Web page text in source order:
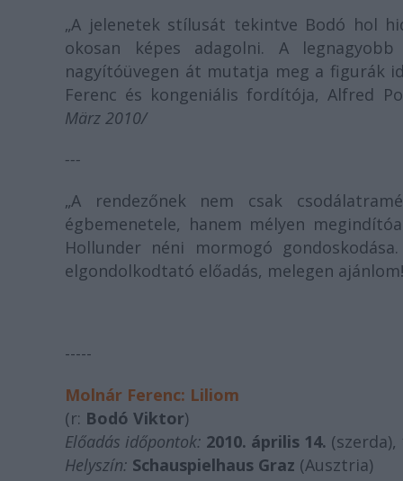
„A jelenetek stílusát tekintve Bodó hol
okosan képes adagolni. A
nagyítóüvegen át mutatja meg a figurák
Ferenc és kongeniális fordítója, Alfred
März 2010/
---
„A rendezőnek nem csak
égbemenetele, hanem mélyen
Hollunder néni mormogó
elgondolkodtató előadás, melegen
-----
Molnár Ferenc: Liliom
(r: Bodó Viktor)
Előadás időpontok: 2010. április 14. (szerda),
Helyszín: Schauspielhaus Graz (Ausztria)